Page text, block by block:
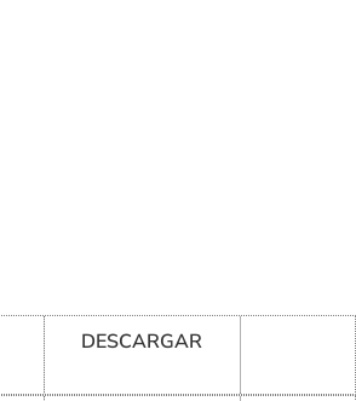
DESCARGAR